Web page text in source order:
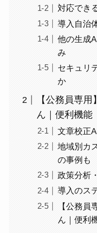
対応でき
導入自治
他の生成
み
セキュリ
か
【公務員専
ん｜便利機能
文章校正
地域別カ
の事例も
政策分析
導入のス
【公務員
ん｜便利